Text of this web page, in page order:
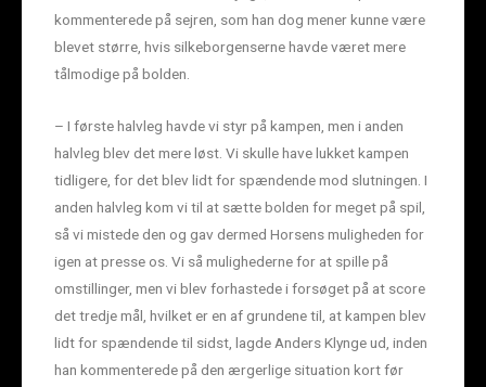
kommenterede på sejren, som han dog mener kunne være
blevet større, hvis silkeborgenserne havde været mere
tålmodige på bolden.
– I første halvleg havde vi styr på kampen, men i anden
halvleg blev det mere løst. Vi skulle have lukket kampen
tidligere, for det blev lidt for spændende mod slutningen. I
anden halvleg kom vi til at sætte bolden for meget på spil,
så vi mistede den og gav dermed Horsens muligheden for
igen at presse os. Vi så mulighederne for at spille på
omstillinger, men vi blev forhastede i forsøget på at score
det tredje mål, hvilket er en af grundene til, at kampen blev
lidt for spændende til sidst, lagde Anders Klynge ud, inden
han kommenterede på den ærgerlige situation kort før